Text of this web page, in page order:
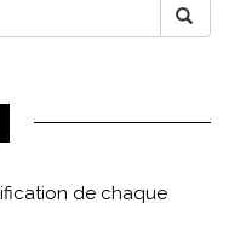
de chaque